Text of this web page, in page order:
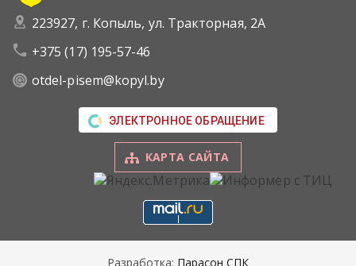
223927, г. Копыль, ул. Тракторная, 2А
+375 (17) 195-57-46
otdel-pisem@kopyl.by
ЭЛЕКТРОННОЕ ОБРАЩЕНИЕ
КАРТА САЙТА
Разработка: Парасон СПК